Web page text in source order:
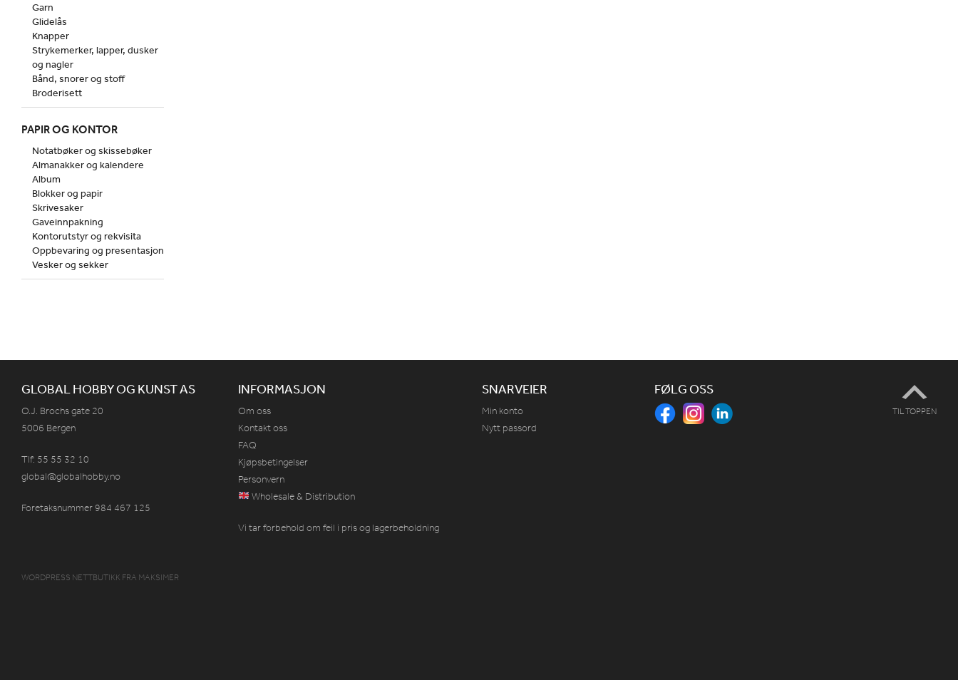
Garn
Glidelås
Knapper
Strykemerker, lapper, dusker
og nagler
Bånd, snorer og stoff
Broderisett
PAPIR OG KONTOR
Notatbøker og skissebøker
Almanakker og kalendere
Album
Blokker og papir
Skrivesaker
Gaveinnpakning
Kontorutstyr og rekvisita
Oppbevaring og presentasjon
Vesker og sekker
GLOBAL HOBBY OG KUNST AS
O.J. Brochs gate 20
5006 Bergen
Tlf: 55 55 32 10
global@globalhobby.no
Foretaksnummer 984 467 125
INFORMASJON
Om oss
Kontakt oss
FAQ
Kjøpsbetingelser
Personvern
Wholesale & Distribution
Vi tar forbehold om feil i pris og lagerbeholdning
SNARVEIER
Min konto
Nytt passord
FØLG OSS
TIL TOPPEN
WORDPRESS NETTBUTIKK FRA MAKSIMER